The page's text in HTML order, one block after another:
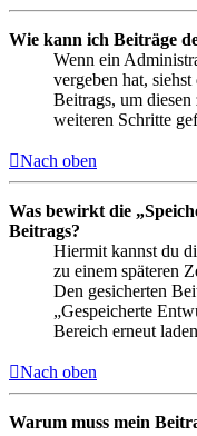
Wie kann ich Beiträge
Wenn ein
vergeben hat,
Beitrags, um
weiteren Schritte
Nach oben
Was bewirkt die
Beitrags?
Hiermit kannst du
zu einem späteren
Den gesicherten
„Gespeicherte
Bereich erneut
Nach oben
Warum muss mein